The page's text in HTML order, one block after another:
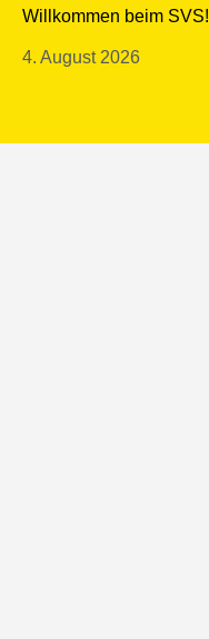
Willkommen beim SVS!
4. August 2026